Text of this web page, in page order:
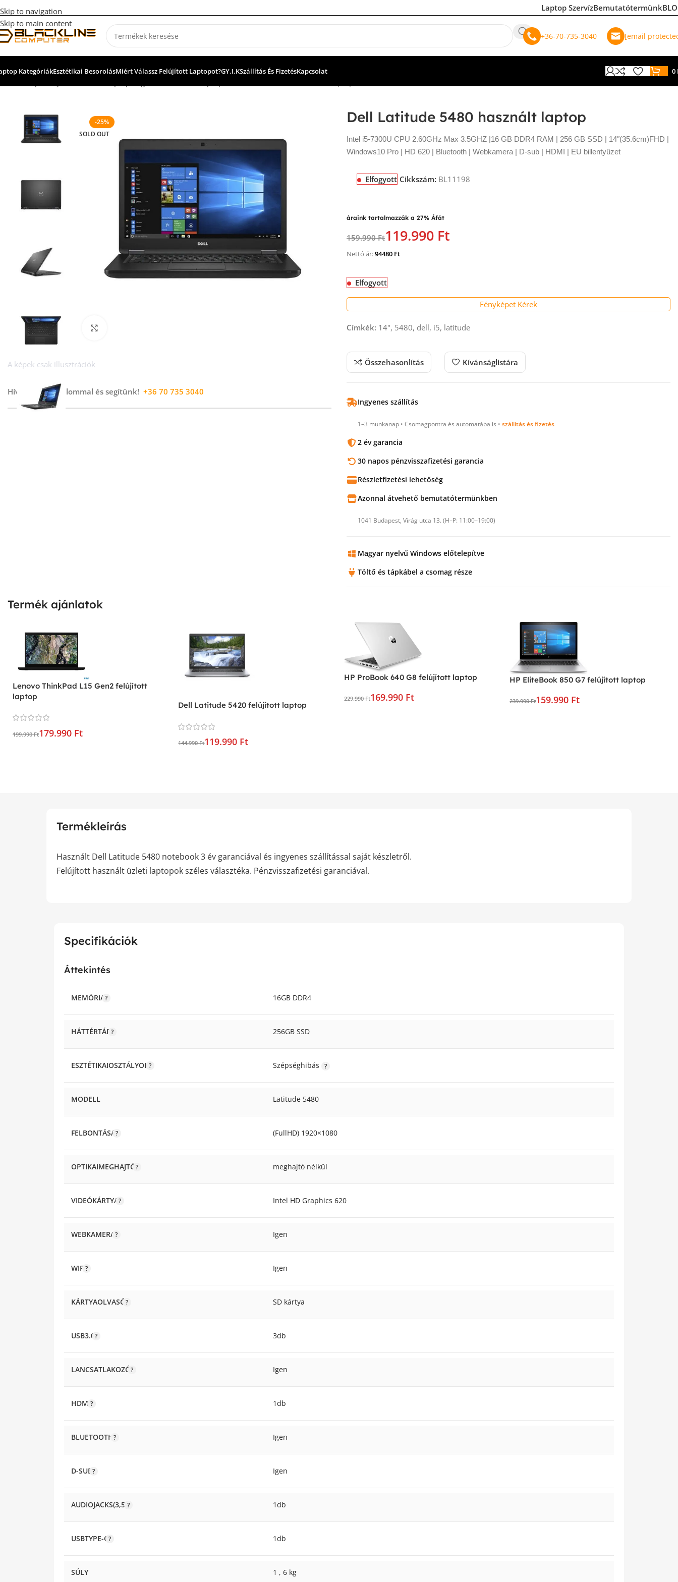
Skip to navigation
Skip to main content
Laptop SzervízBemutatótermünk
+36-70-735-3040 [email
KategóriákEsztétikai BesorolásMiért Válassz Felújított Laptopot?GY.I.KSzállítás És FizetésKapcsolat 0
-25%
SOLD OUT
A képek csak illusztrációk
Hívj minket bizalommal és segítünk! +36 70 735 3040
Dell Latitude 5480 használt laptop
Intel i5-7300U CPU 2.60GHz Max 3.5GHZ |16 GB DDR4 RAM | 256 GB SSD | 14″(35.6cm)FHD |
Windows10 Pro | HD 620 | Bluetooth | Webkamera | D-sub | HDMI | EU billentyűzet
Elfogyott Cikkszám: BL11198
áraink tartalmazzák a 27% Áfát
159.990 Ft119.990 Ft
Nettó ár:94480 Ft
Elfogyott
Fényképet Kérek
Címkék: 14", 5480, dell, i5, latitude
Összehasonlítás Kívánságlistára
Ingyenes szállítás
1–3 munkanap • Csomagpontra és automatába is • szállítás és fizetés
2 év garancia
30 napos pénzvisszafizetési garancia
Részletfizetési lehetőség
Azonnal átvehető bemutatótermünkben
1041 Budapest, Virág utca 13. (H–P: 11:00–19:00)
Magyar nyelvű Windows előtelepítve
Töltő és tápkábel a csomag része
Termék ajánlatok
Lenovo ThinkPad L15 Gen2 felújított
laptop
199.990 Ft179.990 Ft
Dell Latitude 5420 felújított laptop
144.990 Ft119.990 Ft
HP ProBook 640 G8 felújított laptop
229.990 Ft169.990 Ft
HP EliteBook 850 G7 felújított laptop
239.990 Ft159.990 Ft
Termékleírás
Használt Dell Latitude 5480 notebook 3 év garanciával és ingyenes szállítással saját készletről.
Felújított használt üzleti laptopok széles választéka. Pénzvisszafizetési garanciával.
Specifikációk
Áttekintés
MEMÓRIA 16GB DDR4
HÁTTÉRTÁR 256GB SSD
ESZTÉTIKAIOSZTÁLYOK Szépséghibás
MODELL Latitude 5480
FELBONTÁSA (FullHD) 1920×1080
OPTIKAIMEGHAJTÓ meghajtó nélkül
VIDEÓKÁRTYA Intel HD Graphics 620
WEBKAMERA Igen
WIFI Igen
KÁRTYAOLVASÓ SD kártya
USB3.0 3db
LANCSATLAKOZÓ Igen
HDMI 1db
BLUETOOTH Igen
D-SUB Igen
AUDIOJACKS(3,5) 1db
USBTYPE-C 1db
SÚLY 1 , 6 kg